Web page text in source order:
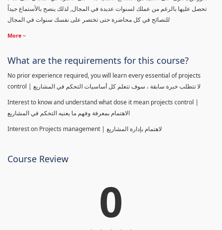
تحصل عليها بالرغم من عملك لسنوات عديدة في المجال, لذلك ينصح بالأستماع جيداً
للنصائح في كل محاضرة حتى تختصر على نفسك سنوات في المجال
More
What are the requirements for this course?
No prior experience required, you will learn every essential of projects
control | لا تتطلب خبرة سابقة ، سوف تتعلم كل أساسيات التحكم في المشاريع
Interest to know and understand what dose it mean projects control |
الاهتمام بمعرفة وفهم ما يعنيه التحكم في المشاريع
Interest on Projects management | لاهتمام بإدارة المشاريع
Course Review
0